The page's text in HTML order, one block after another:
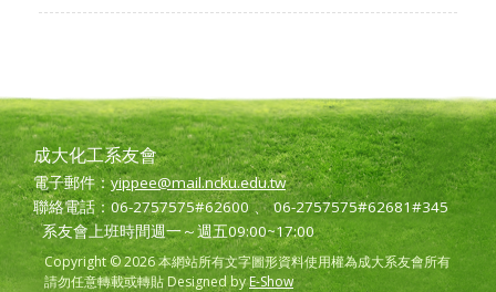
成大化工系友會
電子郵件：yippee@mail.ncku.edu.tw
聯絡電話：06-2757575#62600 、 06-2757575#62681#345
系友會上班時間週一～週五09:00~17:00
Copyright © 2026 本網站所有文字圖形資料使用權為成大系友會所有
請勿任意轉載或轉貼 Designed byE-Show